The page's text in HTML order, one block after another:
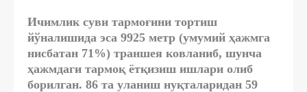
Ичимлик суви тармоғини тортиш
йўналишида эса 9925 метр (умумий ҳажмга
нисбатан 71%) траншея ковланиб, шунча
ҳажмдаги тармоқ ётқизиш ишлари олиб
борилган. 86 та уланиш нуқталаридан 59